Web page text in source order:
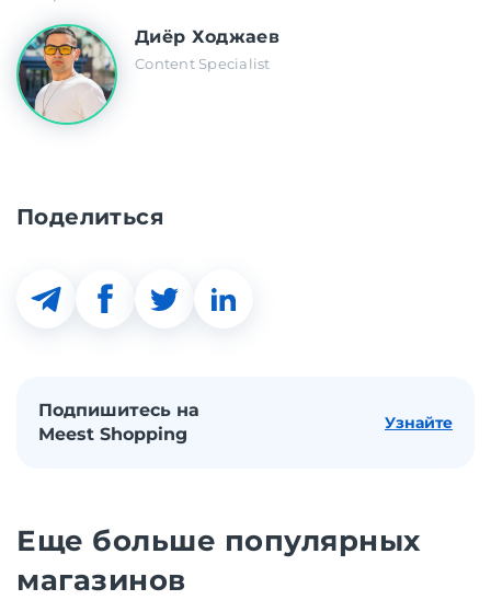
Диёр Ходжаев
Content Specialist
Поделиться
Подпишитесь на
Meest Shopping
Узнайте
Еще больше популярных
магазинов